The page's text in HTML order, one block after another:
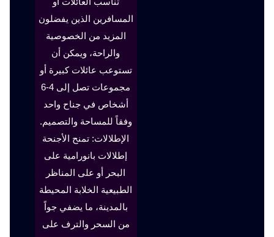
المسافرين الذين يفضلون
المزيد من الخصوصية
والراحة، ويمكن أن
تستوعب عائلات كبيرة أو
مجموعات تصل إلى 4-6
أشخاص في جناح واحد
وفقاً للمساحة والتصميم.
الإطلالات: تمنح الأجنحة
إطلالات بانورامية على
البحر أو على المناظر
الطبيعية الخلابة المحيطة
بالمدينة، ما يضفي جواً
من السحر والترف على